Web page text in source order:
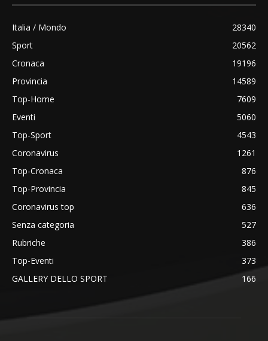
Italia / Mondo
28340
Sport
20562
Cronaca
19196
Provincia
14589
Top-Home
7609
Eventi
5060
Top-Sport
4543
Coronavirus
1261
Top-Cronaca
876
Top-Provincia
845
Coronavirus top
636
Senza categoria
527
Rubriche
386
Top-Eventi
373
GALLERY DELLO SPORT
166